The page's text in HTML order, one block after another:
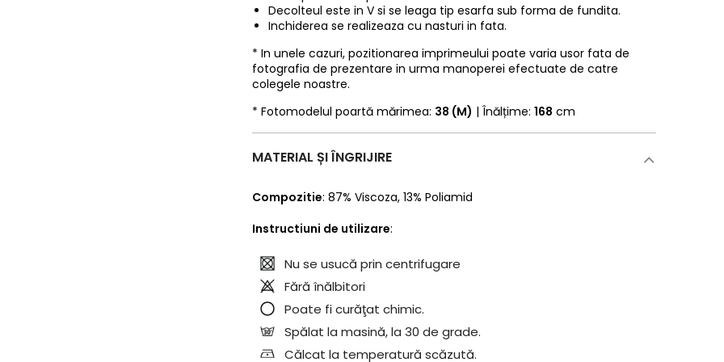
Decolteul este in V si se leaga tip esarfa sub forma de fundita.
Inchiderea se realizeaza cu nasturi in fata.
* In unele cazuri, pozitionarea imprimeului poate varia usor fata de
fotografia de prezentare in urma manoperei efectuate de catre
colegele noastre.
* Fotomodelul poartă mărimea: 38 (M) | Înălțime:168 cm
MATERIAL ȘI ÎNGRIJIRE
Compozitie:87% Viscoza,13% Poliamid
Instructiuni de utilizare:
Nu se usucă prin centrifugare
Fără înălbitori
Poate fi curăţat chimic.
Spălat la masină, la 30 de grade.
Călcat la temperatură scăzută.